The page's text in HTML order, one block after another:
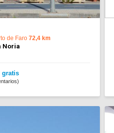
de Faro 72,4 km
Noria
gratis